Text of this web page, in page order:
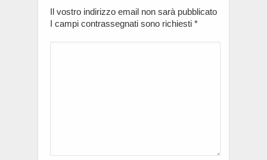
Il vostro indirizzo email non sarà pubblicato
I campi contrassegnati sono richiesti *